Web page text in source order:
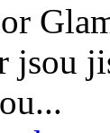
jsou